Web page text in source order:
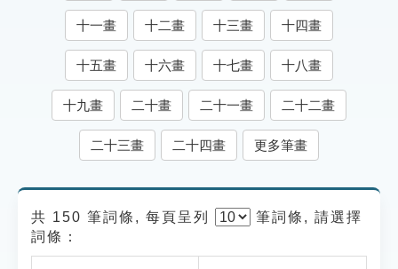
單字索引
生命大百科索引
遊戲專區
貓頭鷹博士
十一畫 十二畫 十三畫 十四畫
十五畫 十六畫 十七畫 十八畫
十九畫 二十畫 二十一畫 二十二畫
二十三畫 二十四畫 更多筆畫
共 150 筆詞條, 每頁呈列 筆詞條, 請選擇
詞條：